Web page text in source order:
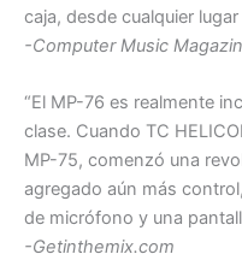
caja, desde cualquier
-Computer Music
“El MP-76 es realmente
clase. Cuando TC
MP-75, comenzó una
agregado aún más
de micrófono y una
-Getinthemix.com